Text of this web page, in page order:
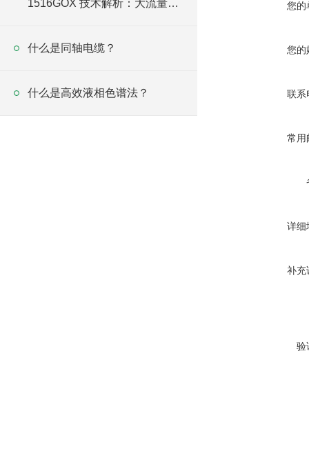
您的
您的
联系
常用
详细
补充
验
1516GOX 技术解析：大流量
什么是同轴电缆？
什么是高效液相色谱法？